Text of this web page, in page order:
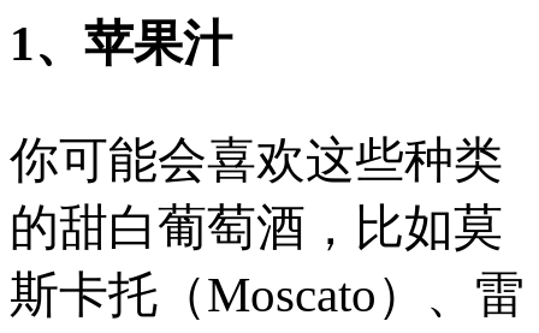
1、苹果汁
你可能会喜欢这些种类
的甜白葡萄酒，比如莫
斯卡托（Moscato）、雷